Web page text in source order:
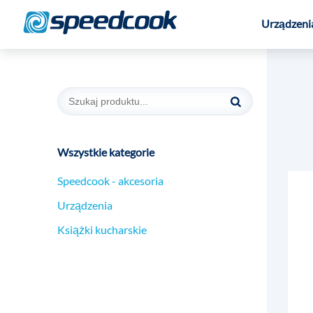
Wszystkie kategorie
Speedcook - akcesoria
Urządzenia
Książki kucharskie